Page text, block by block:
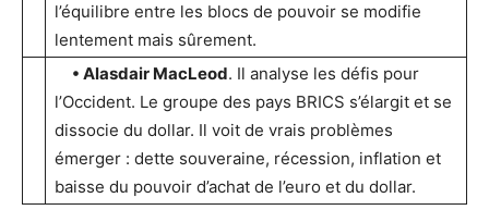
l’équilibre entre les blocs de pouvoir se modifie
lentement mais sûrement.
• Alasdair MacLeod. Il analyse les défis pour
l’Occident. Le groupe des pays BRICS s’élargit et se
dissocie du dollar. Il voit de vrais problèmes
émerger : dette souveraine, récession, inflation et
baisse du pouvoir d’achat de l’euro et du dollar.